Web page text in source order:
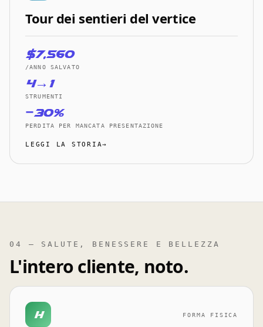
Tour dei sentieri del vertice
$7,560
/ANNO SALVATO
4→1
STRUMENTI
−30%
PERDITA PER MANCATA PRESENTAZIONE
LEGGI LA STORIA→
04 — SALUTE, BENESSERE E BELLEZZA
L'intero cliente, noto.
H FORMA FISICA